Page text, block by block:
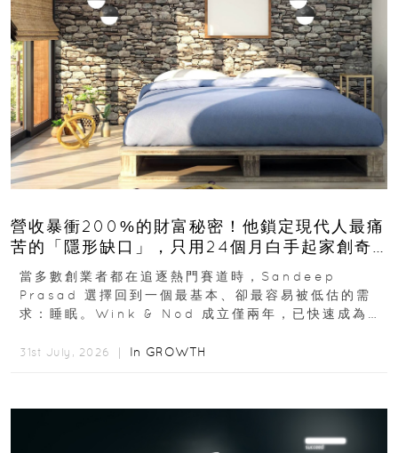
營收暴衝200%的財富秘密！他鎖定現代人最痛
苦的「隱形缺口」，只用24個月白手起家創奇
蹟
當多數創業者都在追逐熱門賽道時，Sandeep
Prasad 選擇回到一個最基本、卻最容易被低估的需
求：睡眠。Wink & Nod 成立僅兩年，已快速成為印
31st July, 2026 ｜ In GROWTH